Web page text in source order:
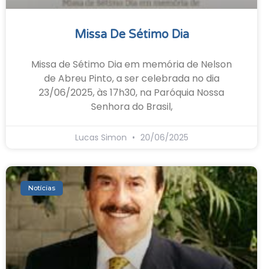
Missa De Sétimo Dia
Missa de Sétimo Dia em memória de Nelson
de Abreu Pinto, a ser celebrada no dia
23/06/2025, às 17h30, na Paróquia Nossa
Senhora do Brasil,
Lucas Simon 20/06/2025
Notícias